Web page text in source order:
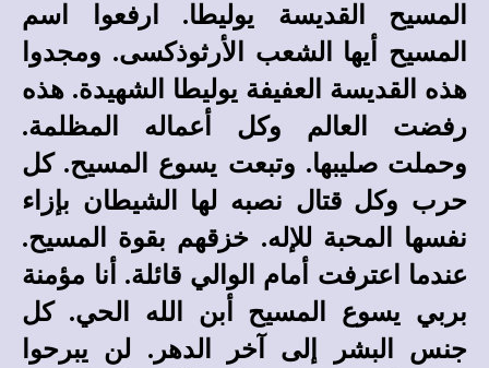
المسيح القديسة يوليطا. ارفعوا اسم
المسيح أيها الشعب الأرثوذكسى. ومجدوا
هذه القديسة العفيفة يوليطا الشهيدة. هذه
رفضت العالم وكل أعماله المظلمة.
وحملت صليبها. وتبعت يسوع المسيح. كل
حرب وكل قتال نصبه لها الشيطان بإزاء
نفسها المحبة للإله. خزقهم بقوة المسيح.
عندما اعترفت أمام الوالي قائلة. أنا مؤمنة
بربي يسوع المسيح أبن الله الحي. كل
جنس البشر إلى آخر الدهر. لن يبرحوا